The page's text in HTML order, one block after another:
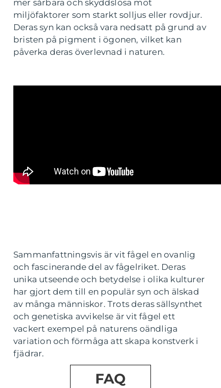
mer sårbara och skyddslösa mot
miljöfaktorer som starkt solljus eller rovdjur.
Deras syn kan också vara nedsatt på grund av
bristen på pigment i ögonen, vilket kan
påverka deras överlevnad i naturen.
Sammanfattningsvis är vit fågel en ovanlig
och fascinerande del av fågelriket. Deras
unika utseende och betydelse i olika kulturer
har gjort dem till en populär syn och älskad
av många människor. Trots deras sällsynthet
och genetiska avvikelse är vit fågel ett
vackert exempel på naturens oändliga
variation och förmåga att skapa konstverk i
fjädrar.
FAQ